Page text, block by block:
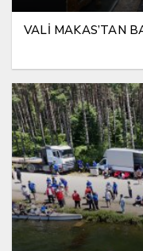
VALİ MAKAS’TAN